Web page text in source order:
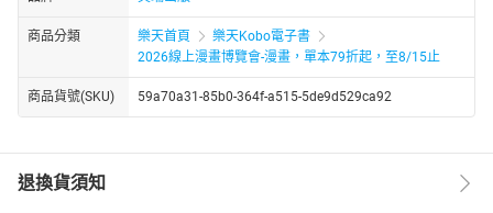
商品分類 樂天首頁
樂天Kobo電子書
2026線上漫畫博覽會-漫畫，單本79折起，至8/15止
商品貨號(SKU) 59a70a31-85b0-364f-a515-5de9d529ca92
退換貨須知